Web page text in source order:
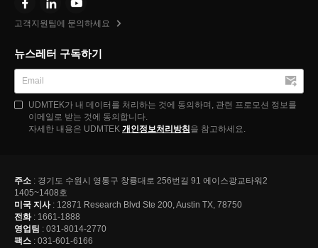
주소 : 경기도 수원시 영통구 창룡대로 256번길 91 에이스광교타워2
1405~1408호
미국 지사: 12871 Research Blvd Ste 200, Austin TX, 78750
전화: 1661-1888
영업팀 : 031-8014-2770
팩스 : 031-601-6166
고객지원팀에 문의하세요
뉴스레터 구독하기
UDMTEK가 내 데이터를 처리하는 것에 동의하며, 관련 프로모션 정보를
이메일로 받는 것에 동의합니다.
자세한 내용은 UDMTEK 개인정보처리방침 을 참고하세요.